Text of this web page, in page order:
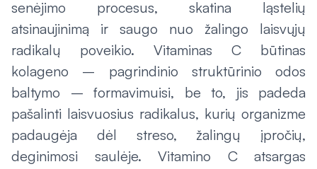
senėjimo procesus, skatina ląstelių
atsinaujinimą ir saugo nuo žalingo laisvųjų
radikalų poveikio. Vitaminas C būtinas
kolageno – pagrindinio struktūrinio odos
baltymo – formavimuisi, be to, jis padeda
pašalinti laisvuosius radikalus, kurių organizme
padaugėja dėl streso, žalingų įpročių,
deginimosi saulėje. Vitamino C atsargas